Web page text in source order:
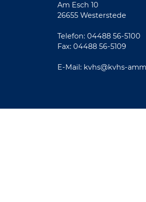
Am Esch 10
26655 Westerstede
Telefon: 04488 56-5100
Fax: 04488 56-5109
E-Mail: kvhs@kvhs-